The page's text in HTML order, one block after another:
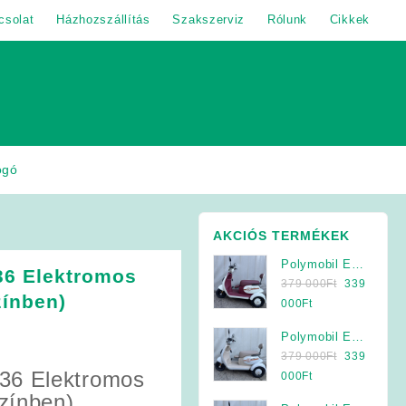
Házhozszállítás Szakszerviz Rólunk Cikkek
Elektromos
Elektromos
AKCIÓS TERMÉKEK
Polymobil E-
MOB 40/A
Elektromos
Jármű (Krém-
Bordó)
379 000Ft Original
379
000Ft.
339
000FtCurrent
is:
339
000Ft.
Polymobil E-
MOB 40/A
Elektromos
379 000Ft Original
339
000FtCurrent